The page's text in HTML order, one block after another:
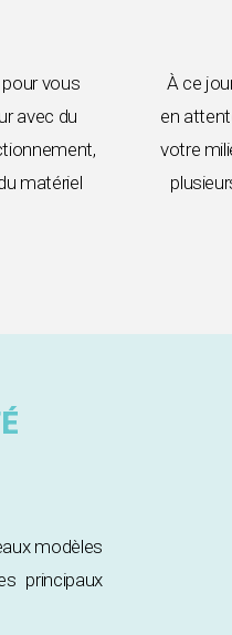
vous
avec du
matériel
À ce
en
votre
modèles
principaux